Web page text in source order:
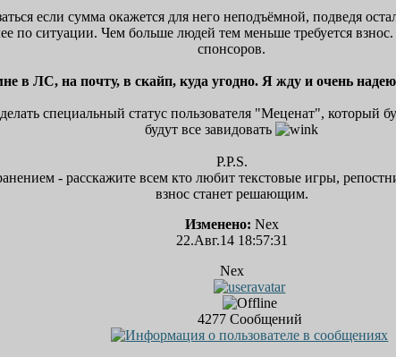
если сумма окажется для него неподъёмной, подведя
по ситуации. Чем больше людей тем меньше требуется
спонсоров.
в ЛС, на почту, в скайп, куда угодно. Я жду и очень
специальный статус пользователя "Меценат", который
будут все завидовать
P.P.S.
- расскажите всем кто любит текстовые игры,
взнос станет решающим.
Изменено: Nex
22.Авг.14 18:57:31
Nex
4277Сообщений